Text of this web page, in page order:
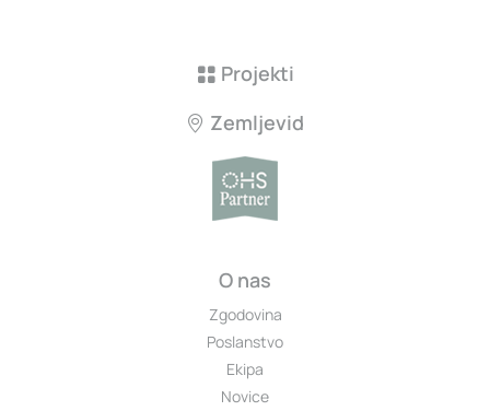
Projekti
Zemljevid
O nas
Zgodovina
Poslanstvo
Ekipa
Novice